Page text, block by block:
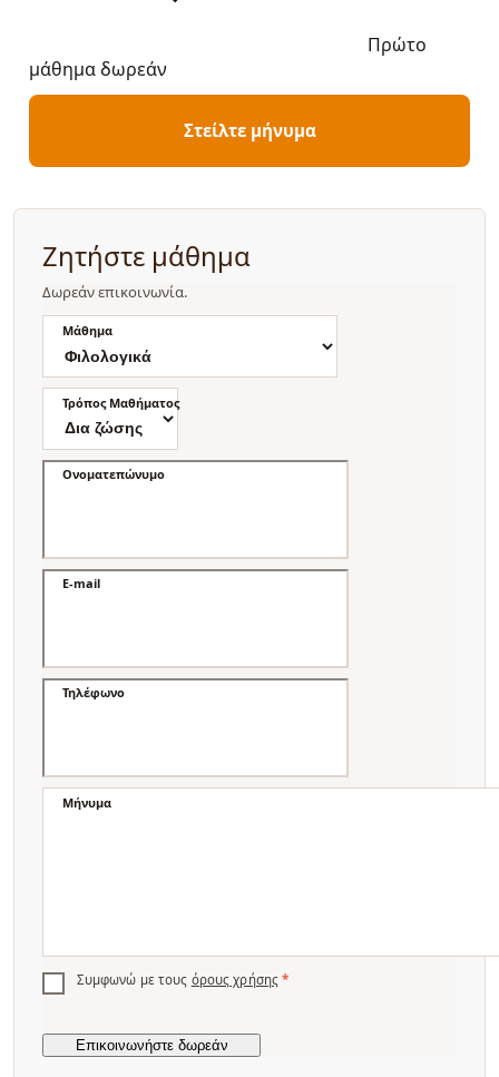
Πρώτο
μάθημα δωρεάν
Στείλτε μήνυμα
Ζητήστε μάθημα
Δωρεάν επικοινωνία.
Μάθημα
Τρόπος Μαθήματος
Ονοματεπώνυμο
E-mail
Τηλέφωνο
Μήνυμα
Συμφωνώ με τους όρους χρήσης *